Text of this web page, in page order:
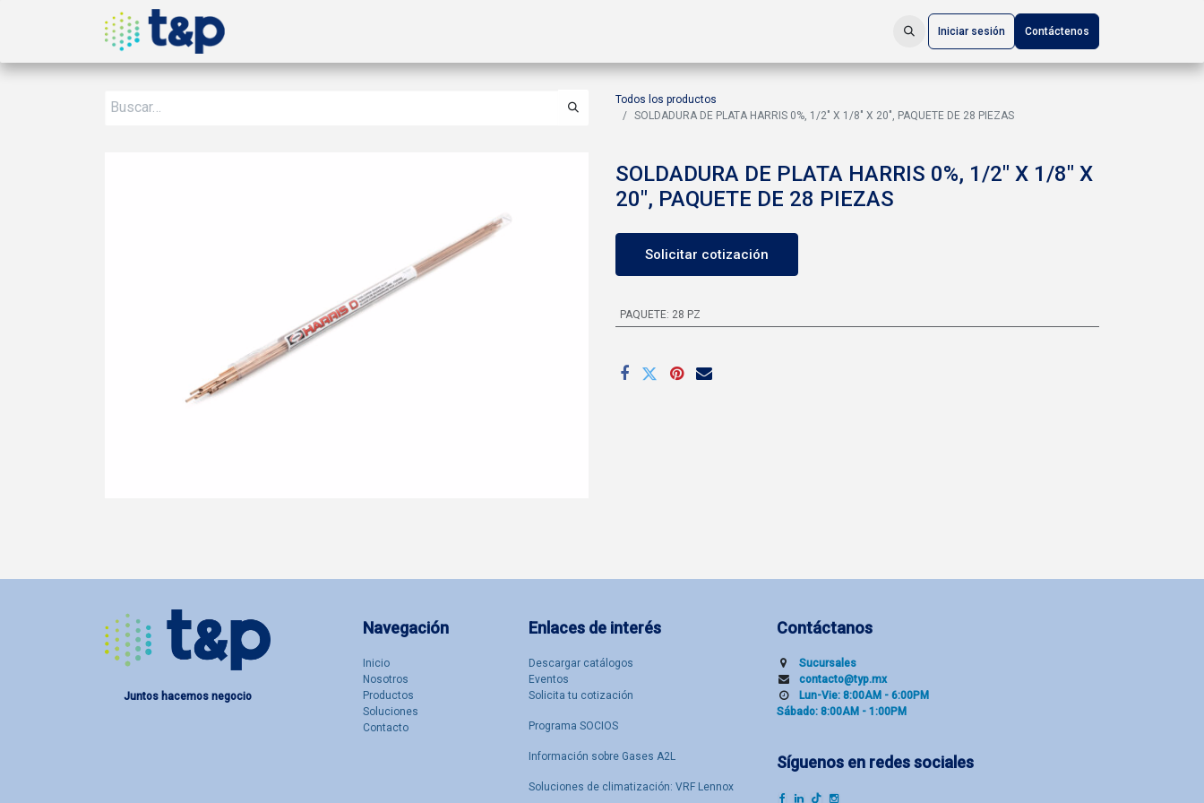
Iniciar sesión Contáctenos
Todos los productos
SOLDADURA DE PLATA HARRIS 0%, 1/2" X 1/8" X 20", PAQUETE DE 28 PIEZAS
SOLDADURA DE PLATA HARRIS 0%, 1/2" X 1/8" X
20", PAQUETE DE 28 PIEZAS
Solicitar cotización
PAQUETE: 28 PZ
Enlaces de interés
Descargar catálogos
Eventos
Solicita tu cotización
Programa SOCIOS
Información sobre Gases A2L
Soluciones de climatización: VRF Lennox
Navegación
Inicio
Nosotro​s
Productos
Soluciones
Contacto
Contáctanos
Sucu​rsal​es
contacto@typ.mx
Lun-Vie: 8:00AM - 6:00PM
Sábado: 8:00AM - 1:00PM
Síguenos en redes sociales
Juntos hacemos negocio